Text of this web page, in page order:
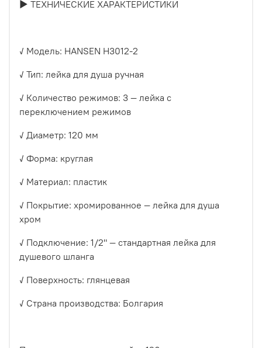
► ТЕХНИЧЕСКИЕ ХАРАКТЕРИСТИКИ
✓ Модель: HANSEN H3012-2
✓ Тип: лейка для душа ручная
✓ Количество режимов: 3 — лейка с
переключением режимов
✓ Диаметр: 120 мм
✓ Форма: круглая
✓ Материал: пластик
✓ Покрытие: хромированное — лейка для душа
хром
✓ Подключение: 1/2" — стандартная лейка для
душевого шланга
✓ Поверхность: глянцевая
✓ Страна производства: Болгария